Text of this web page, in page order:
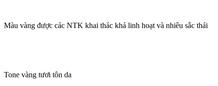
Màu vàng được các NTK khai thác khá linh hoạt và nhiêu sắc thái
Tone vàng tươi tôn da